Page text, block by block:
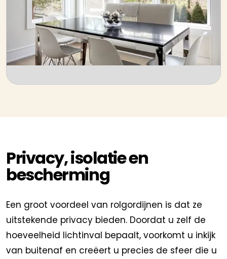
Privacy, isolatie en
bescherming
Een groot voordeel van rolgordijnen is dat ze
uitstekende privacy bieden. Doordat u zelf de
hoeveelheid lichtinval bepaalt, voorkomt u inkijk
van buitenaf en creëert u precies de sfeer die u